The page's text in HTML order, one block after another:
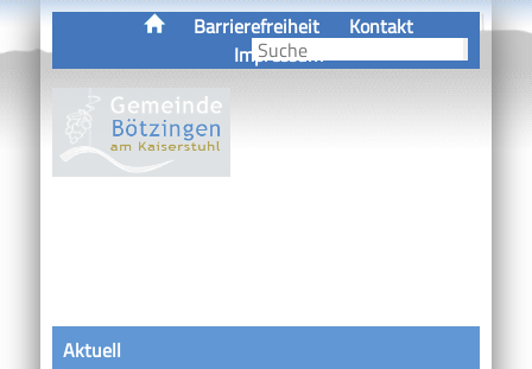
Barrierefreiheit
Kontakt
Impressum
Aktuell